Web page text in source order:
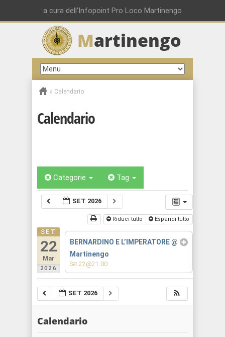
a cura dell'Infopoint Pro Loco Martinengo
Martinengo
» Calendario
Calendario
Categorie Tag
SET 2026
Riduci tutto Espandi tutto
SET
22
Mar
2026
BERNARDINO E L’IMPERATORE@
Martinengo
Set 22@21:00
SET 2026
Calendario